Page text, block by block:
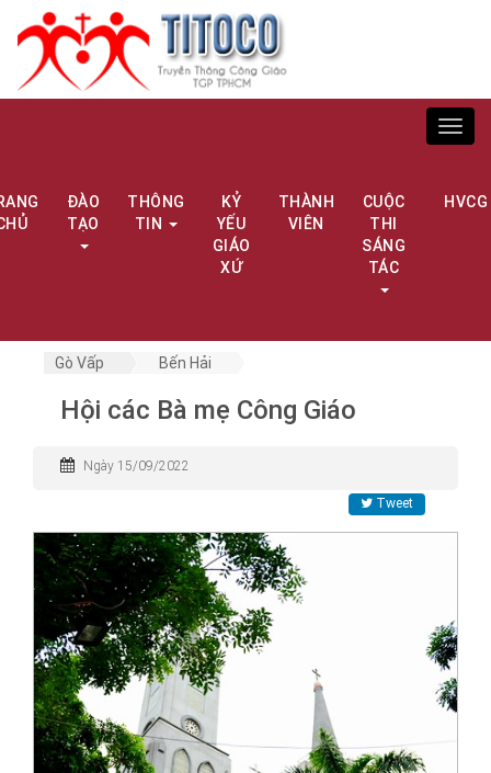
ĐÀO
TẠO
THÔNG
TIN
KỶ
YẾU
GIÁO
XỨ
THÀNH
VIÊN
CUỘC
THI
SÁNG
TÁC
HVCG
Gò Vấp Bến Hải
Hội các Bà mẹ Công Giáo
Ngày 15/09/2022
Tweet